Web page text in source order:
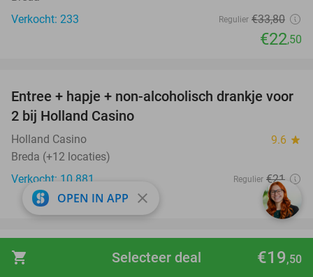
shopping_cart €19,50
Selecteer deal
Verkocht: 233
Regulier €33,80
€22,50
52%
Entree + hapje + non-alcoholisch drankje voor
2 bij Holland Casino
Holland Casino 9.6 star
Breda (+12 locaties)
Verkocht: 10.881
Regulier €21
€10
17%
favorite_border
Overnachting voor 2 + ontbijt + diner + tour
OPEN IN APP close